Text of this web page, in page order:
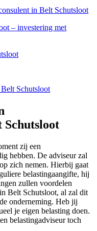
in Belt Schutsloot
– investering met
Schutsloot
Schutsloot
zij een
hebben. De adviseur zal
zich nemen. Hierbij gaat
belastingaangifte, hij
zullen voordelen
Belt Schutsloot, al zal dit
onderneming. Heb jij
je eigen belasting doen.
belastingadviseur toch